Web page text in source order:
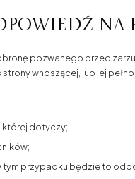
na
pozwanego przed
wnoszącej, lub jej
której dotyczy;
tym przypadku będzie to